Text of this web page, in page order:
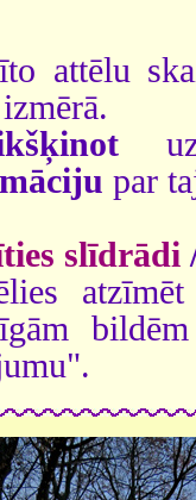
attēlu
par
slīdrādi